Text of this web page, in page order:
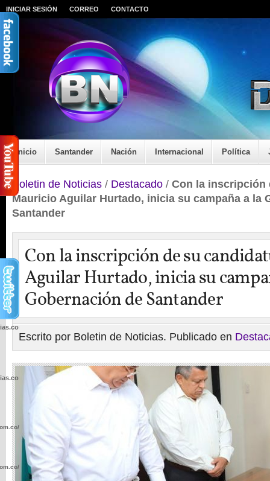
INICIAR SESIÓN CORREO CONTACTO
Inicio Santander Nación Internacional Política
Boletin de Noticias / Destacado / Con la inscripción
Mauricio Aguilar Hurtado, inicia su campaña a la
Santander
Con la inscripción de su
Aguilar Hurtado, inicia su
Gobernación de Santander
Escrito por Boletin de Noticias. Publicado en
wp-
wp-
wp-
wp-